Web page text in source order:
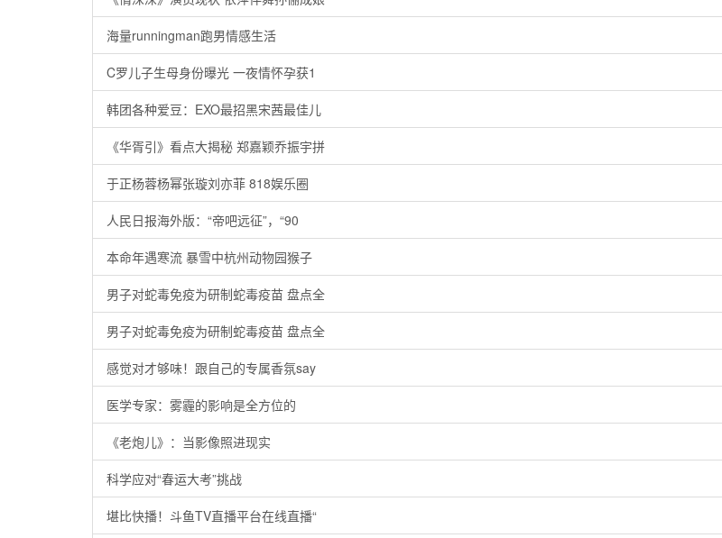
海量runningman跑男情感生活
C罗儿子生母身份曝光 一夜情怀孕获1
韩团各种爱豆：EXO最招黑宋茜最佳儿
《华胥引》看点大揭秘 郑嘉颖乔振宇拼
于正杨蓉杨幂张璇刘亦菲 818娱乐圈
人民日报海外版：“帝吧远征”，“90
本命年遇寒流 暴雪中杭州动物园猴子
男子对蛇毒免疫为研制蛇毒疫苗 盘点全
男子对蛇毒免疫为研制蛇毒疫苗 盘点全
感觉对才够味！跟自己的专属香氛say
医学专家：雾霾的影响是全方位的
《老炮儿》：当影像照进现实
科学应对“春运大考”挑战
堪比快播！斗鱼TV直播平台在线直播“